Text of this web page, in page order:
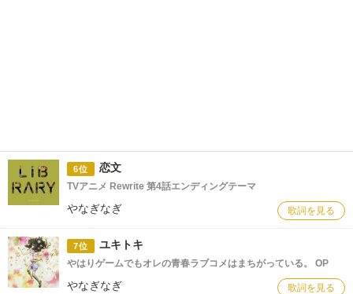
6位 恋文
TVアニメ Rewrite 第4話エンディングテーマ
やなぎなぎ 歌詞を見る
7位 ユキトキ
やはりゲームでもオレの青春ラブコメはまちがっている。 OP
やなぎなぎ 歌詞を見る